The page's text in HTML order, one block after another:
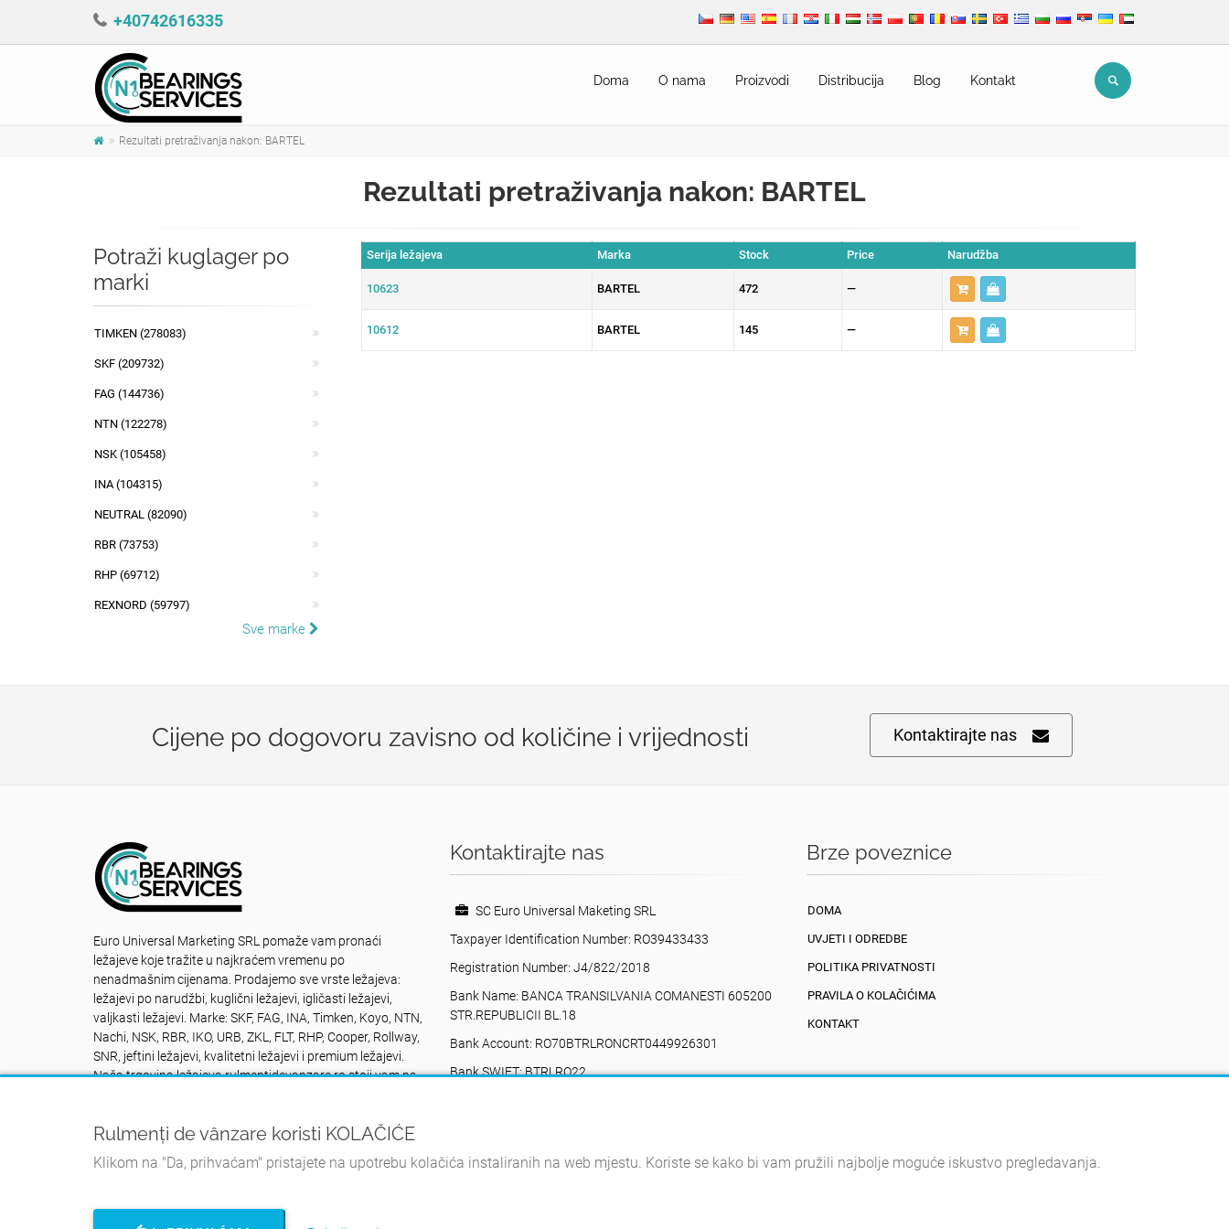
+40742616335
Doma O nama Proizvodi Distribucija Blog Kontakt
Rezultati pretraživanja nakon: BARTEL
Rezultati pretraživanja nakon: BARTEL
Serija ležajeva Marka Stock Price Narudžba
10623 BARTEL 472 —
10612 BARTEL 145 —
Potraži kuglager po
marki
TIMKEN (278083)
SKF (209732)
FAG (144736)
NTN (122278)
NSK (105458)
INA (104315)
NEUTRAL (82090)
RBR (73753)
RHP (69712)
REXNORD (59797)
Sve marke
Cijene po dogovoru zavisno od količine i vrijednosti Kontaktirajte nas
Euro Universal Marketing SRL pomaže vam pronaći
ležajeve koje tražite u najkraćem vremenu po
nenadmašnim cijenama. Prodajemo sve vrste ležajeva:
ležajevi po narudžbi, kuglični ležajevi, igličasti ležajevi,
valjkasti ležajevi. Marke: SKF, FAG, INA, Timken, Koyo, NTN,
Nachi, NSK, RBR, IKO, URB, ZKL, FLT, RHP, Cooper, Rollway,
SNR, jeftini ležajevi, kvalitetni ležajevi i premium ležajevi.
Naša trgovina ležajeva rulmentidevanzare.ro stoji vam na
Kontaktirajte nas
SC Euro Universal Maketing SRL
Taxpayer Identification Number: RO39433433
Registration Number: J4/822/2018
Bank Name: BANCA TRANSILVANIA COMANESTI 605200
STR.REPUBLICII BL.18
Bank Account: RO70BTRLRONCRT0449926301
Bank SWIFT: BTRLRO22
eurouniversalmarketing@gmail.com
Brze poveznice
DOMA
UVJETI I ODREDBE
POLITIKA PRIVATNOSTI
PRAVILA O KOLAČIĆIMA
KONTAKT
Rulmenți de vânzare koristi KOLAČIĆE
Klikom na "Da, prihvaćam" pristajete na upotrebu kolačića instaliranih na web mjestu. Koriste se kako bi vam pružili najbolje moguće iskustvo pregledavanja.